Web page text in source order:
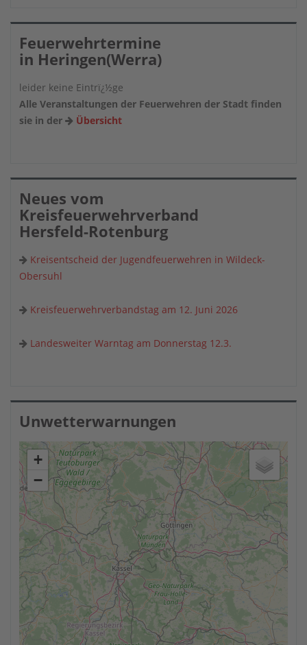
Feuerwehrtermine
in Heringen(Werra)
leider keine Eintrï¿½ge
Alle Veranstaltungen der Feuerwehren der Stadt finden
sie in der
Übersicht
Neues vom
Kreisfeuerwehrverband
Hersfeld-Rotenburg
Kreisentscheid der Jugendfeuerwehren in Wildeck-
Obersuhl
Kreisfeuerwehrverbandstag am 12. Juni 2026
Landesweiter Warntag am Donnerstag 12.3.
Unwetterwarnungen
+
−